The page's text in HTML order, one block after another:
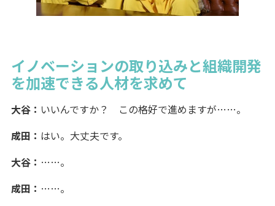
イノベーションの取り込みと組織開発
を加速できる人材を求めて
大谷： いいんですか？ この格好で進めますが……。
成田： はい。大丈夫です。
大谷： ……。
成田： ……。